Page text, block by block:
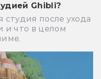
Ghibli?
студия после ухода
и что в целом